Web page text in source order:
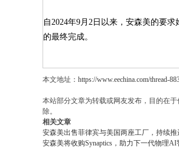
自2024年9月2日以来，安森美的要
的最终完成。
本文地址： https://www.eechina.com/thread-
本站部分文章为转载或网友发布，目的在
除。
相关文章
安森美出售菲律宾与美国两座工厂，持续推
安森美将收购Synaptics，助力下一代物理AI